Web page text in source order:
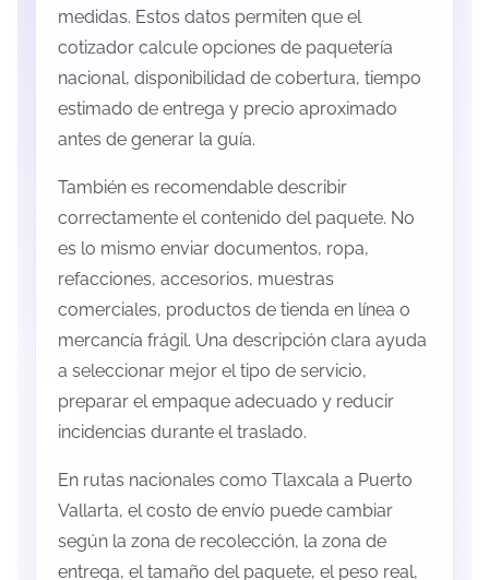
medidas. Estos datos permiten que el
cotizador calcule opciones de paquetería
nacional, disponibilidad de cobertura, tiempo
estimado de entrega y precio aproximado
antes de generar la guía.
También es recomendable describir
correctamente el contenido del paquete. No
es lo mismo enviar documentos, ropa,
refacciones, accesorios, muestras
comerciales, productos de tienda en línea o
mercancía frágil. Una descripción clara ayuda
a seleccionar mejor el tipo de servicio,
preparar el empaque adecuado y reducir
incidencias durante el traslado.
En rutas nacionales como Tlaxcala a Puerto
Vallarta, el costo de envío puede cambiar
según la zona de recolección, la zona de
entrega, el tamaño del paquete, el peso real,